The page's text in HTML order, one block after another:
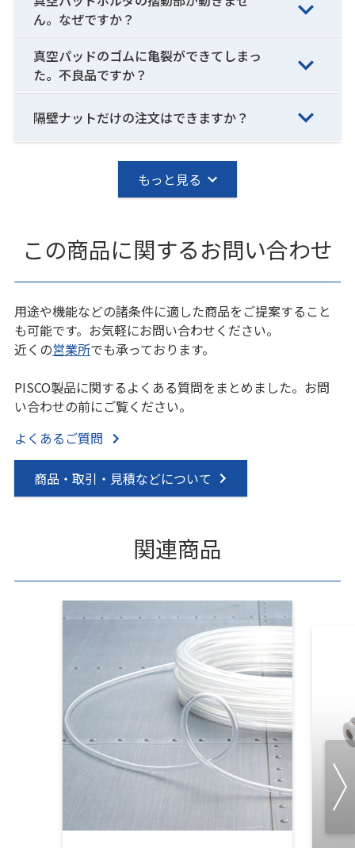
ん。なぜですか？
真空パッドのゴムに亀裂ができてしまっ
た。不良品ですか？
隔壁ナットだけの注文はできますか？
もっと見る
この商品に関するお問い合わせ
用途や機能などの諸条件に適した商品をご提案すること
も可能です。お気軽にお問い合わせください。
近くの営業所でも承っております。
PISCO製品に関するよくある質問をまとめました。お問
い合わせの前にご覧ください。
よくあるご質問
商品・取引・見積などについて
関連商品